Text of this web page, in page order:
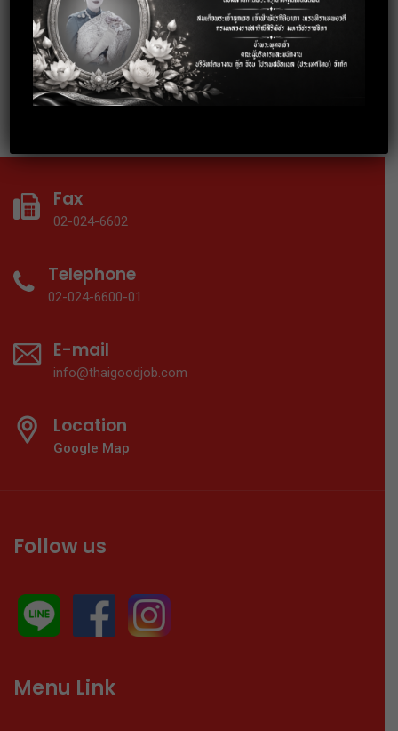
18 September 2019
อบรมเทคนิคการทำงานร่วมกับคนทุก
Gen ให้ประสบความสำเร็จ
Fax
02-024-6602
Telephone
02-024-6600-01
E-mail
info@thaigoodjob.com
Location
Google Map
Follow us
Menu Link